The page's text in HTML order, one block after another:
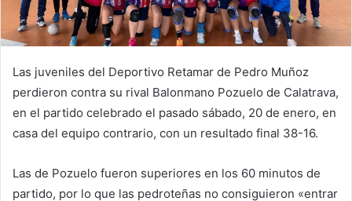
Las juveniles del Deportivo Retamar de Pedro Muñoz
perdieron contra su rival Balonmano Pozuelo de Calatrava,
en el partido celebrado el pasado sábado, 20 de enero, en
casa del equipo contrario, con un resultado final 38-16.
Las de Pozuelo fueron superiores en los 60 minutos de
partido, por lo que las pedroteñas no consiguieron «entrar